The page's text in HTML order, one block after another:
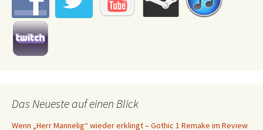
Das Neueste auf einen Blick
Wenn „Herr Mannelig“ wieder erklingt – Gothic 1 Remake im Review